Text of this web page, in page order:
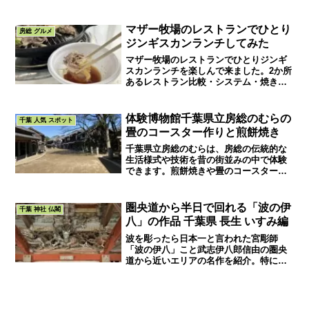
購入できて、天気のいい日は海辺を散歩
できます。
房総 グルメ
マザー牧場のレストランでひとり
ジンギスカンランチしてみた
マザー牧場のレストランでひとりジンギ
スカンランチを楽しんで来ました。2か所
あるレストラン比較・システム・焼き方
で次回の楽しみが増えました。
千葉 人気 スポット
体験博物館千葉県立房総のむらの
畳のコースター作りと煎餅焼き
千葉県立房総のむらは、房総の伝統的な
生活様式や技術を昔の街並みの中で体験
できます。煎餅焼きや畳のコースターな
もあって盛りだくさんです。
千葉 神社 仏閣
圏央道から半日で回れる「波の伊
八」の作品 千葉県 長生 いすみ編
波を彫ったら日本一と言われた宮彫師
「波の伊八」こと武志伊八郎信由の圏央
道から近いエリアの名作を紹介。特に波